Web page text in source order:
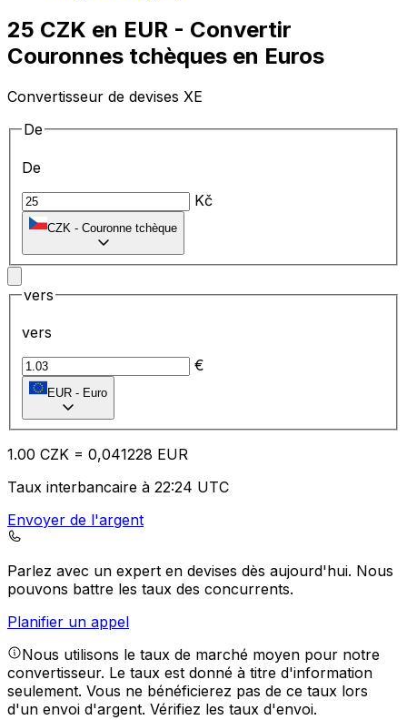
25 CZK en EUR - Convertir
Couronnes tchèques en Euros
Convertisseur de devises XE
De
De
Kč
CZK - Couronne tchèque
vers
vers
€
EUR - Euro
1.00 CZK = 0,041228 EUR
Taux interbancaire à 22:24 UTC
Envoyer de l'argent
Parlez avec un expert en devises dès aujourd'hui. Nous
pouvons battre les taux des concurrents.
Planifier un appel
Nous utilisons le taux de marché moyen pour notre
convertisseur. Le taux est donné à titre d'information
seulement. Vous ne bénéficierez pas de ce taux lors
d'un envoi d'argent. Vérifiez les taux d'envoi.